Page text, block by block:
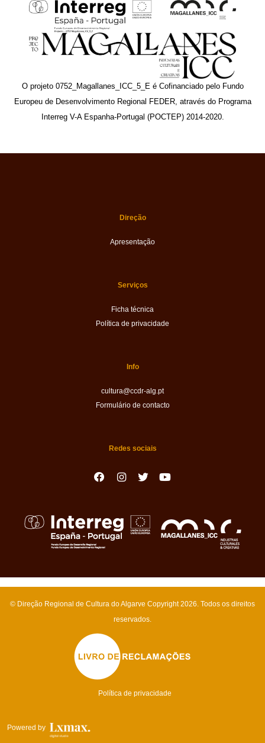
O projeto 0752_Magallanes_ICC_5_E é Cofinanciado pelo Fundo
Europeu de Desenvolvimento Regional FEDER, através do Programa
Interreg V-A Espanha-Portugal (POCTEP) 2014-2020.
Direção
Apresentação
Serviços
Ficha técnica
Política de privacidade
Info
cultura@ccdr-alg.pt
Formulário de contacto
Redes sociais
© Direção Regional de Cultura do Algarve Copyright 2026 . Todos os direitos
reservados.
Política de privacidade
Powered by